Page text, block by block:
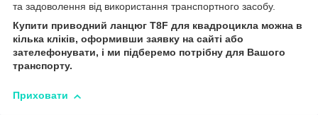
та задоволення від використання транспортного засобу.
Купити приводний ланцюг T8F для квадроцикла можна в
кілька кліків, оформивши заявку на сайті або
зателефонувати, і ми підберемо потрібну для Вашого
транспорту.
Приховати